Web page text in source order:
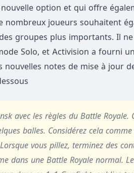
option et qui offre
joueurs souhaitent
groupes plus importants. Il
Solo, et Activision a fourni
notes de mise à jour
avec les règles du Battle Royale.
balles. Considérez cela
vous pillez, terminez des
dans une Battle Royale normal.